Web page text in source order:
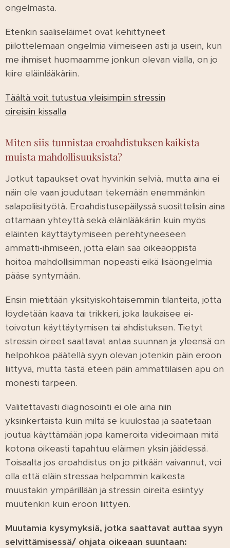
ongelmasta.
Etenkin saaliseläimet ovat kehittyneet
piilottelemaan ongelmia viimeiseen asti ja usein, kun
me ihmiset huomaamme jonkun olevan vialla, on jo
kiire eläinlääkäriin.
Täältä voit tutustua yleisimpiin stressin
oireisiin kissalla
Miten siis tunnistaa eroahdistuksen kaikista
muista mahdollisuuksista?
Jotkut tapaukset ovat hyvinkin selviä, mutta aina ei
näin ole vaan joudutaan tekemään enemmänkin
salapoliisityötä. Eroahdistusepäilyssä suosittelisin aina
ottamaan yhteyttä sekä eläinlääkäriin kuin myös
eläinten käyttäytymiseen perehtyneeseen
ammatti-ihmiseen, jotta eläin saa oikeaoppista
hoitoa mahdollisimman nopeasti eikä lisäongelmia
pääse syntymään.
Ensin mietitään yksityiskohtaisemmin tilanteita, jotta
löydetään kaava tai trikkeri, joka laukaisee ei-
toivotun käyttäytymisen tai ahdistuksen. Tietyt
stressin oireet saattavat antaa suunnan ja yleensä on
helpohkoa päätellä syyn olevan jotenkin päin eroon
liittyvä, mutta tästä eteen päin ammattilaisen apu on
monesti tarpeen.
Valitettavasti diagnosointi ei ole aina niin
yksinkertaista kuin miltä se kuulostaa ja saatetaan
joutua käyttämään jopa kameroita videoimaan mitä
kotona oikeasti tapahtuu eläimen yksin jäädessä.
Toisaalta jos eroahdistus on jo pitkään vaivannut, voi
olla että eläin stressaa helpommin kaikesta
muustakin ympärillään ja stressin oireita esiintyy
muutenkin kuin eroon liittyen.
Muutamia kysymyksiä, jotka saattavat auttaa syyn
selvittämisessä/ ohjata oikeaan suuntaan: